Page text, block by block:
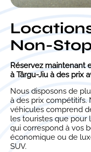
Non-
Réservez maintenant
à Târgu-Jiu à des prix
Nous disposons de
à des prix
véhicules comprend
les touristes que pour
qui correspond à vos
économique ou de
SUV.